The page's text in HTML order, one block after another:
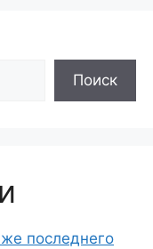
Поиск
последнего